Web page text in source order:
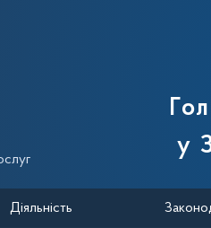
Державної
у
Діяльність